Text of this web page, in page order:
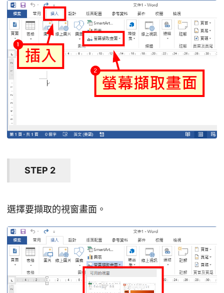
STEP 2
選擇要擷取的視窗畫面。